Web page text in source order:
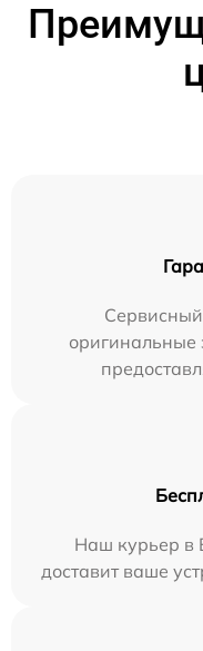
оригинальные
Наш курьер в
доставит ваше